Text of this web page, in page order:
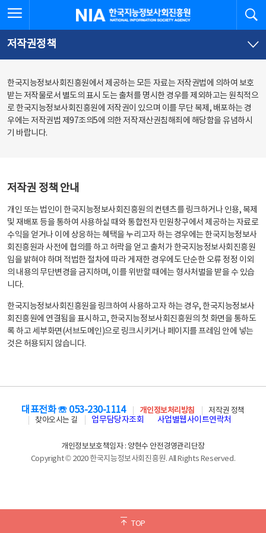
문
로
가
체
뉴
바
가
한국지능정보사회진흥원
저작권정책
한국지능정보사회진흥원에서 제공하는 모든 자료는 저작권법에 의하여 보호
받는 저작물로서 별도의 표시 도는 출처를 명시한 경우를 제외하고는 원칙적으
로 한국지능정보사회진흥원에 저작권이 있으며 이를 무단 복제, 배포하는 경
우에는 저작권법 제97조의5에 의한 저작재산권침해죄에 해당함을 유념하시
기 바랍니다.
저작권 정책 안내
개인 또는 법인이 한국지능정보사회진흥원의 컨텐츠를 링크하거나 인용, 복제
및 재배포 등을 통하여 사용하실 때와 통합전자 민원창구에서 제공하는 자료로
수익을 얻거나 이에 상응하는 혜택을 누리고자 하는 경우에는 한국지능정보사
회진흥원과 사전에 협의를 하고 허락을 얻고 출처가 한국지능정보사회진흥원
임을 밝혀야 하며 적법한 절차에 따라 게재한 경우에도 단순한 오류 정정 이외
의 내용의 무단변경을 금지하며, 이를 위반할 때에는 형사처벌을 받을 수 있습
니다.
한국지능정보사회진흥원을 링크하여 사용하고자 하는 경우, 한국지능정보사
회진흥원에 연결됨을 표시하고, 한국지능정보사회진흥원의 첫 화면을 통하도
록 하고 세부화면(서브도메인)으로 링크시키거나 페이지를 프레임 안에 넣는
것은 허용되지 않습니다.
TOP
대표전화 ☏ 053-230-1114 개인정보처리방침
저작권 정책
찾아오시는 길
업무담당자조회 사업별웹사이트연락처
개인정보보호책임자 : 양현수 안전경영관리단장
Copyright © 2020 한국지능정보사회진흥원. All Rights Reserved.